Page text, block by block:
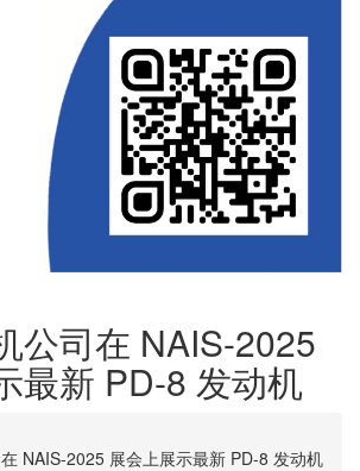
公司在 NAIS-2025
最新 PD-8 发动机
NAIS-2025 展会上展示最新 PD-8 发动机